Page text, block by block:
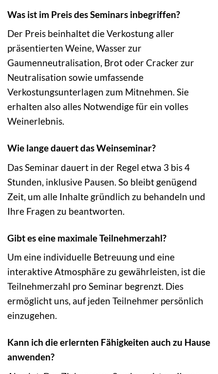
Was ist im Preis des Seminars inbegriffen?
Der Preis beinhaltet die Verkostung aller
präsentierten Weine, Wasser zur
Gaumenneutralisation, Brot oder Cracker zur
Neutralisation sowie umfassende
Verkostungsunterlagen zum Mitnehmen. Sie
erhalten also alles Notwendige für ein volles
Weinerlebnis.
Wie lange dauert das Weinseminar?
Das Seminar dauert in der Regel etwa 3 bis 4
Stunden, inklusive Pausen. So bleibt genügend
Zeit, um alle Inhalte gründlich zu behandeln und
Ihre Fragen zu beantworten.
Gibt es eine maximale Teilnehmerzahl?
Um eine individuelle Betreuung und eine
interaktive Atmosphäre zu gewährleisten, ist die
Teilnehmerzahl pro Seminar begrenzt. Dies
ermöglicht uns, auf jeden Teilnehmer persönlich
einzugehen.
Kann ich die erlernten Fähigkeiten auch zu Hause
anwenden?